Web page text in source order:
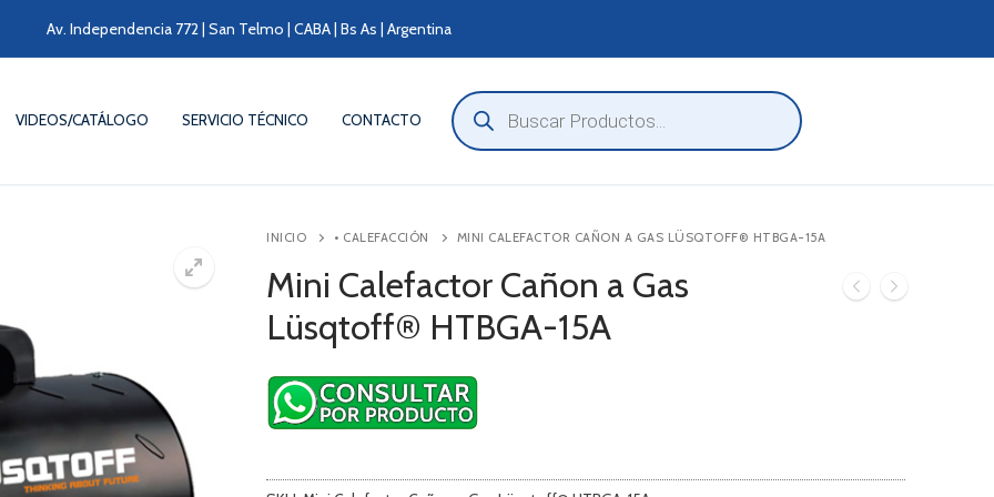
Av. Independencia 772 | San Telmo | CABA | Bs As | Argentina
VIDEOS/CATÁLOGO SERVICIO TÉCNICO CONTACTO
Búsqueda
de
productos
INICIO • CALEFACCIÓN MINI CALEFACTOR CAÑON A GAS LÜSQTOFF® HTBGA-15A
Mini Calefactor Cañon a Gas
Lüsqtoff® HTBGA-15A